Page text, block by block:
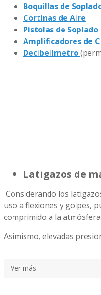
Boquillas de
Cortinas de Aire
Pistolas de
Amplificadores de
Decibelímetro
Latigazos de
Considerando los
uso a flexiones y golpes,
comprimido a la atmósfera.
Asimismo, elevadas
Ver más